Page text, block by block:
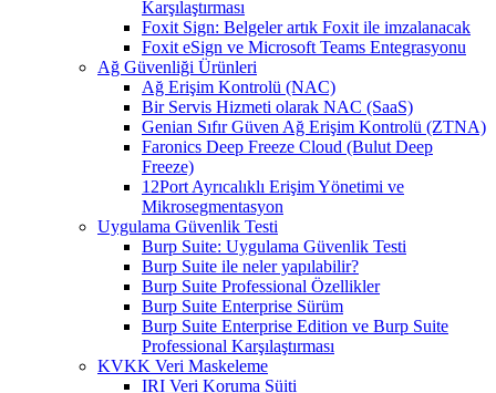
Karşılaştırması
Foxit Sign: Belgeler artık Foxit ile imzalanacak
Foxit eSign ve Microsoft Teams Entegrasyonu
Ağ Güvenliği Ürünleri
Ağ Erişim Kontrolü (NAC)
Bir Servis Hizmeti olarak NAC (SaaS)
Genian Sıfır Güven Ağ Erişim Kontrolü (ZTNA)
Faronics Deep Freeze Cloud (Bulut Deep
Freeze)
12Port Ayrıcalıklı Erişim Yönetimi ve
Mikrosegmentasyon
Uygulama Güvenlik Testi
Burp Suite: Uygulama Güvenlik Testi
Burp Suite ile neler yapılabilir?
Burp Suite Professional Özellikler
Burp Suite Enterprise Sürüm
Burp Suite Enterprise Edition ve Burp Suite
Professional Karşılaştırması
KVKK Veri Maskeleme
IRI Veri Koruma Süiti